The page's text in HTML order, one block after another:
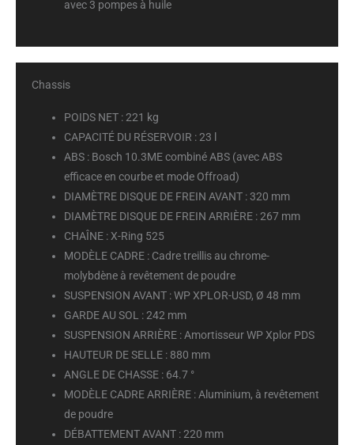
avec 3 pompes à huile
Chassis
POIDS NET :221 kg
CAPACITÉ DU RÉSERVOIR :23 l
ABS : Bosch 10.3ME combiné ABS (avec ABS
efficace en courbe et mode Offroad)
DIAMÈTRE DISQUE DE FREIN AVANT :320 mm
DIAMÈTRE DISQUE DE FREIN ARRIÈRE :267 mm
CHAÎNE : X-Ring 525
MODÈLE CADRE : Cadre treillis au chrome-
molybdène à revêtement de poudre
SUSPENSION AVANT :WP XPLOR-USD, Ø 48 mm
GARDE AU SOL :242 mm
SUSPENSION ARRIÈRE : Amortisseur WP Xplor PDS
HAUTEUR DE SELLE : 880 mm
ANGLE DE CHASSE : 64.7 °
MODÈLE CADRE ARRIÈRE : Aluminium, à revêtement
de poudre
DÉBATTEMENT AVANT :220 mm